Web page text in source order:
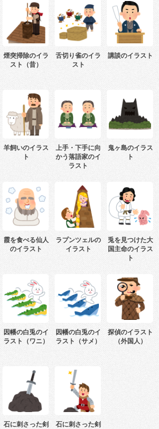
煙突掃除のイラ
スト（昔）
舌切り雀のイラ
スト
講談のイラスト
羊飼いのイラス
ト
上手・下手に向
かう落語家のイ
ラスト
鬼ヶ島のイラス
ト
霞を食べる仙人
のイラスト
ラプンツェルの
イラスト
兎を見つけた大
国主命のイラス
ト
因幡の白兎のイ
ラスト（ワニ）
因幡の白兎のイ
ラスト（サメ）
探偵のイラスト
（外国人）
石に刺さった剣
石に刺さった剣